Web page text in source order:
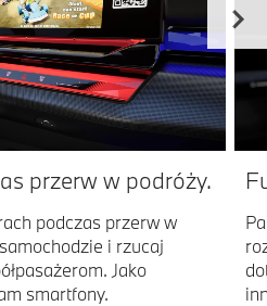
przerw w podróży.
podczas przerw w
i rzucaj
Jako
smartfony.